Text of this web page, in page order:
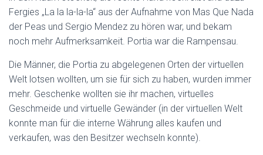
Fergies „La la la-la-la“ aus der Aufnahme von Mas Que Nada
der Peas und Sergio Mendez zu hören war, und bekam
noch mehr Aufmerksamkeit. Portia war die Rampensau.
Die Männer, die Portia zu abgelegenen Orten der virtuellen
Welt lotsen wollten, um sie für sich zu haben, wurden immer
mehr. Geschenke wollten sie ihr machen, virtuelles
Geschmeide und virtuelle Gewänder (in der virtuellen Welt
konnte man für die interne Währung alles kaufen und
verkaufen, was den Besitzer wechseln konnte).